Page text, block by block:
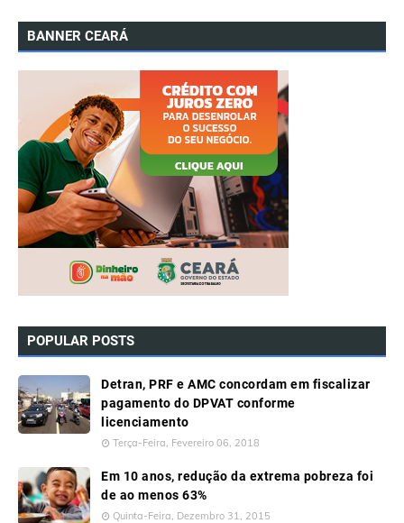
BANNER CEARÁ
POPULAR POSTS
Detran, PRF e AMC concordam em fiscalizar
pagamento do DPVAT conforme
licenciamento
Terça-Feira, Fevereiro 06, 2018
Em 10 anos, redução da extrema pobreza foi
de ao menos 63%
Quinta-Feira, Dezembro 31, 2015